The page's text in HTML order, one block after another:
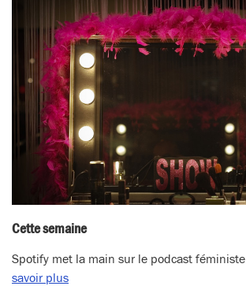
Cette semaine
Spotify met la main sur le podcast féministe
savoir plus